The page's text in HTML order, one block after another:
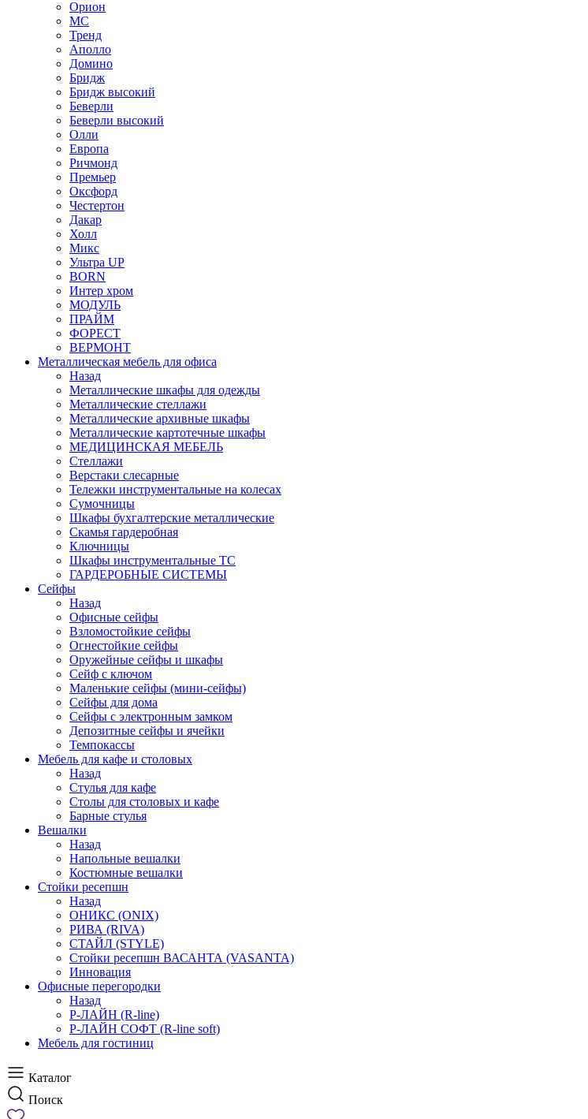
Орион
МС
Тренд
Аполло
Домино
Бридж
Бридж высокий
Беверли
Беверли высокий
Олли
Европа
Ричмонд
Премьер
Оксфорд
Честертон
Дакар
Холл
Микс
Ультра UP
BORN
Интер хром
МОДУЛЬ
ПРАЙМ
ФОРЕСТ
ВЕРМОНТ
Металлическая мебель для офиса
Назад
Металлические шкафы для одежды
Металлические стеллажи
Металлические архивные шкафы
Металлические картотечные шкафы
МЕДИЦИНСКАЯ МЕБЕЛЬ
Стеллажи
Верстаки слесарные
Тележки инструментальные на колесах
Сумочницы
Шкафы бухгалтерские металлические
Скамья гардеробная
Ключницы
Шкафы инструментальные ТС
ГАРДЕРОБНЫЕ СИСТЕМЫ
Сейфы
Назад
Офисные сейфы
Взломостойкие сейфы
Огнестойкие сейфы
Оружейные сейфы и шкафы
Сейф с ключом
Маленькие сейфы (мини-сейфы)
Сейфы для дома
Сейфы с электронным замком
Депозитные сейфы и ячейки
Темпокассы
Мебель для кафе и столовых
Назад
Стулья для кафе
Столы для столовых и кафе
Барные стулья
Вешалки
Назад
Напольные вешалки
Костюмные вешалки
Стойки ресепшн
Назад
ОНИКС (ONIX)
РИВА (RIVA)
СТАЙЛ (STYLE)
Стойки ресепшн ВАСАНТА (VASANTA)
Инновация
Офисные перегородки
Назад
Р-ЛАЙН (R-line)
Р-ЛАЙН СОФТ (R-line soft)
Мебель для гостиниц
Каталог
Поиск